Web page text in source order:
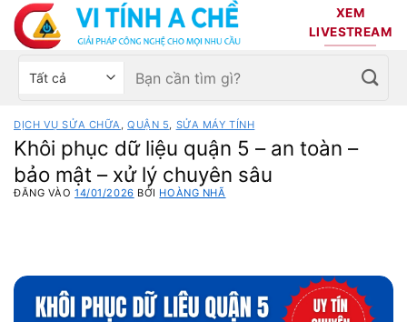
Bỏ
qua
nội
dung
XEM
LIVESTREAM
Chọn
sản
phẩm
Tìm
kiếm:
DỊCH VỤ SỬA CHỮA ,QUẬN 5 SỬA MÁY TÍNH
Khôi phục dữ liệu quận 5 – an toàn –
bảo mật – xử lý chuyên sâu
ĐĂNG VÀO14/01/2026 BỞI HOÀNG NHÃ